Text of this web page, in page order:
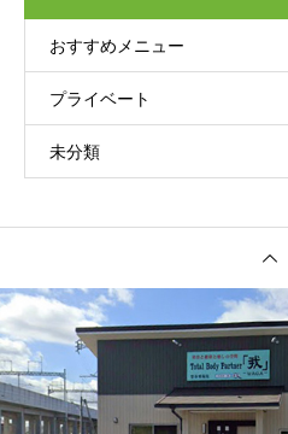
おすすめメニュー
プライベート
未分類